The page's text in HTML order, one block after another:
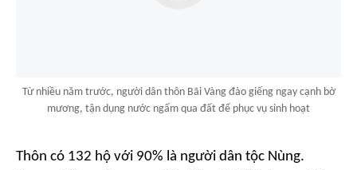
Từ nhiều năm trước, người dân thôn Bãi Vàng đào giếng ngay cạnh bờ
mương, tận dụng nước ngấm qua đất để phục vụ sinh hoạt
Thôn có 132 hộ với 90% là người dân tộc Nùng.